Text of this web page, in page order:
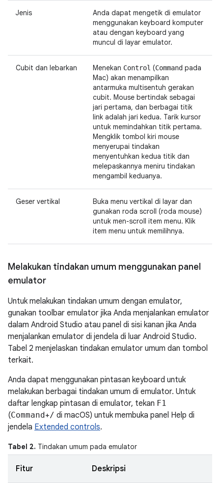
Jenis
Anda dapat mengetik di emulator
menggunakan keyboard komputer
atau dengan keyboard yang
muncul di layar emulator.
Cubit dan lebarkan Menekan Control (Command pada
Mac) akan menampilkan
antarmuka multisentuh gerakan
cubit. Mouse bertindak sebagai
jari pertama, dan berbagai titik
link adalah jari kedua. Tarik kursor
untuk memindahkan titik pertama.
Mengklik tombol kiri mouse
menyerupai tindakan
menyentuhkan kedua titik dan
melepaskannya meniru tindakan
mengambil keduanya.
Geser vertikal
Buka menu vertikal di layar dan
gunakan roda scroll (roda mouse)
untuk men-scroll item menu. Klik
item menu untuk memilihnya.
Melakukan tindakan umum menggunakan panel
emulator
Untuk melakukan tindakan umum dengan emulator,
gunakan toolbar emulator jika Anda menjalankan emulator
dalam Android Studio atau panel di sisi kanan jika Anda
menjalankan emulator di jendela di luar Android Studio.
Tabel 2 menjelaskan tindakan emulator umum dan tombol
terkait.
Anda dapat menggunakan pintasan keyboard untuk
melakukan berbagai tindakan umum di emulator. Untuk
daftar lengkap pintasan di emulator, tekan F1
(Command+/ di macOS) untuk membuka panel Help di
jendela Extended controls.
Tabel 2. Tindakan umum pada emulator
Fitur Deskripsi